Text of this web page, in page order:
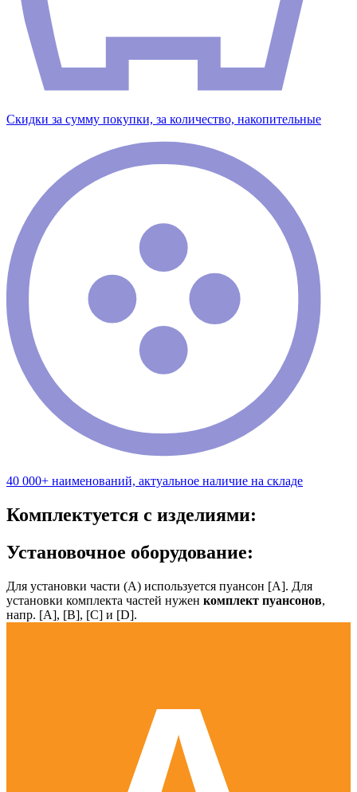
Скидки за сумму покупки, за количество, накопительные
40 000+ наименований, актуальное наличие на складе
Комплектуется с изделиями:
Установочное оборудование:
Для установки части (А) используется пуансон [А]. Для
установки комплекта частей нужен комплект пуансонов,
напр. [А], [B], [С] и [D].